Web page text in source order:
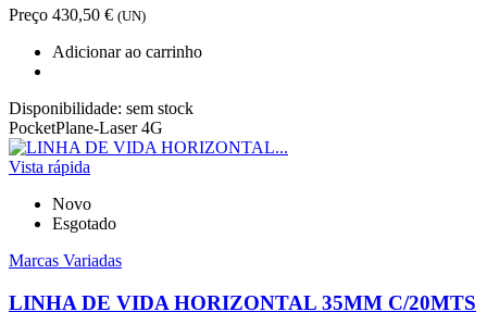
Preço 430,50 € (UN)
Adicionar ao carrinho
Disponibilidade: sem stock
PocketPlane-Laser 4G
Vista rápida
Novo
Esgotado
Marcas Variadas
LINHA DE VIDA HORIZONTAL 35MM C/20MTS